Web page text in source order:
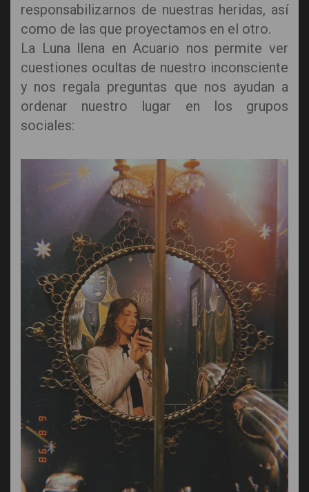
responsabilizarnos de nuestras heridas, así
como de las que proyectamos en el otro.
La Luna llena en Acuario nos permite ver
cuestiones ocultas de nuestro inconsciente
y nos regala preguntas que nos ayudan a
ordenar nuestro lugar en los grupos
sociales: